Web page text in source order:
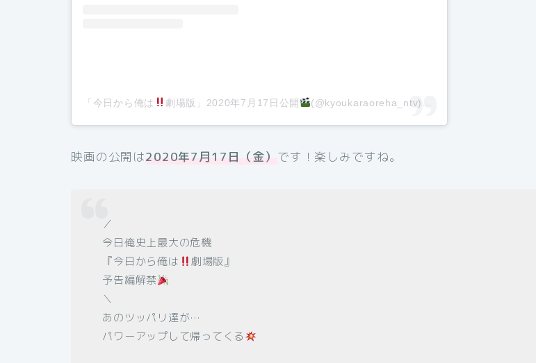
「今日から俺は 劇場版」2020年7月17日公開 (@kyoukaraoreha_ntv)がシェアした投稿 –
映画の公開は2020年7月17日（金） です！楽しみですね。
／
今日俺史上最大の危機
『今日から俺は
劇場版』
予告編解禁
＼
あのツッパリ達が…
パワーアップして帰ってくる